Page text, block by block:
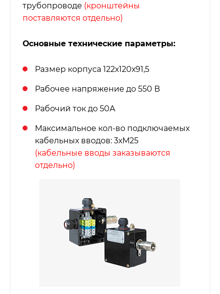
трубопроводе (кронштейны
поставляются отдельно)
Основные технические параметры:
Размер корпуса 122х120х91,5
Рабочее напряжение до 550 В
Рабочий ток до 50А
Максимальное кол-во подключаемых
кабельных вводов: 3хМ25
(кабельные вводы заказываются
отдельно)